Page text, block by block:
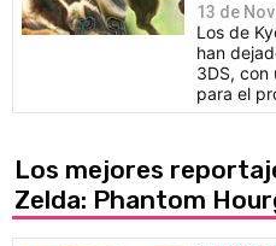
13 de
Los de
han
3DS, con
para el
Los mejores
Zelda: Phantom